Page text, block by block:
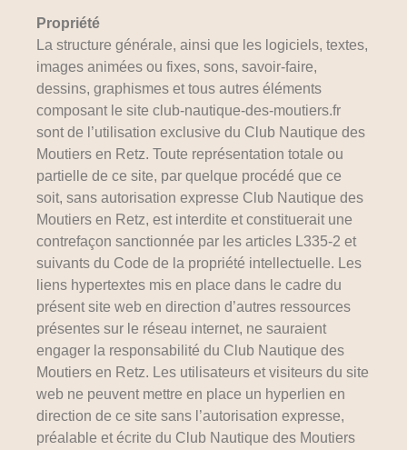
Propriété
La structure générale, ainsi que les logiciels, textes,
images animées ou fixes, sons, savoir-faire,
dessins, graphismes et tous autres éléments
composant le site club-nautique-des-moutiers.fr
sont de l’utilisation exclusive du Club Nautique des
Moutiers en Retz. Toute représentation totale ou
partielle de ce site, par quelque procédé que ce
soit, sans autorisation expresse Club Nautique des
Moutiers en Retz, est interdite et constituerait une
contrefaçon sanctionnée par les articles L335-2 et
suivants du Code de la propriété intellectuelle. Les
liens hypertextes mis en place dans le cadre du
présent site web en direction d’autres ressources
présentes sur le réseau internet, ne sauraient
engager la responsabilité du Club Nautique des
Moutiers en Retz. Les utilisateurs et visiteurs du site
web ne peuvent mettre en place un hyperlien en
direction de ce site sans l’autorisation expresse,
préalable et écrite du Club Nautique des Moutiers